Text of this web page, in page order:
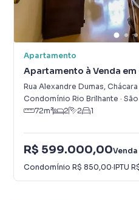
Apartamento
Apartamento à Venda
(Zona Sul)
Rua Alexandre Dumas,
Condomínio Rio Brilhante ·
72m² 2 2 1
R$ 599.000,00Venda
Condomínio R$ 850,00·IPTU